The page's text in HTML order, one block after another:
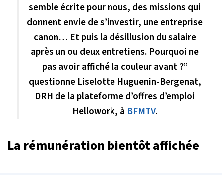
semble écrite pour nous, des missions qui
donnent envie de s’investir, une entreprise
canon… Et puis la désillusion du salaire
après un ou deux entretiens. Pourquoi ne
pas avoir affiché la couleur avant ?”
questionne Liselotte Huguenin-Bergenat,
DRH de la plateforme d’offres d’emploi
Hellowork, à BFMTV.
La rémunération bientôt affichée